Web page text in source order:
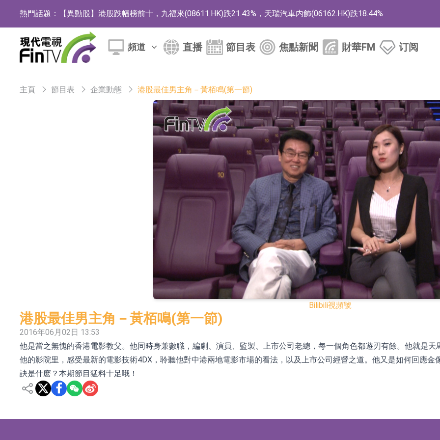
熱門話題： 【異動股】港股跌幅榜前十，九福來(08611.HK)跌21.43%，天瑞汽車内飾(06162.HK)跌18.44%
【異動股】港股漲幅榜前十，佳明集團控股(01271.HK)漲+78.22%，拿森科技(02261.HK)漲+64.11%
斯迪克：公司為國內摺疊屏核心功能材料供應商
聚辰股份：公司VPD芯片已順利通過目標客戶的測試認證
上期所：7月份對11個實際控制關系賬戶組採取限制開倉的監管措施
特發服務：成功中標嗶哩嗶哩上海濱江總部物業服務項目
亞太股份：公司是零跑汽車和Stellantis集團的供應商
理工雷科面向邊緣AI場景推出"山海"系列智算模組 系列產品基於國產CPU與GPU構建
【異動股】醫療研發外包板塊拉升，博騰股份(300363.CN)漲20.02%
依米康：海外交付以東南亞、中東市場為主 並已取得歐美相關認證
上交所：財通多策略福鑫定期開放靈活配置混合型發起式證券投資基金臨時停牌
上交所：景順長城全球半導體芯片產業股票型證券投資基金臨時停牌
【異動股】港股跌幅榜前十，卡森國際(00496.HK)跌22.40%，九福來(08611.HK)跌21.01%
【異動股】港股漲幅榜前十，拿森科技(02261.HK)漲+75.05%，辰興發展(02286.HK)漲+64.91%
神火股份：新疆神火鋁水轉化率已100%
【異動股】焦炭Ⅲ板塊下挫，陝西黑貓(601015.CN)跌8.38%
浙江證監局對財通證券股份有限公司採取出具警示函措施
山金國際：港股上市工作正常推進中
頻道 直播 節目表 焦點新聞 財華FM 订阅
主頁 節目表 企業動態 港股最佳男主角－黃栢鳴(第一節)
Bilibili視頻號
港股最佳男主角－黃栢鳴(第一節)
2016年06月02日 13:53
他是當之無愧的香港電影教父。他同時身兼數職，編劇、演員、監製、上市公司老總，每一個角色都遊刃有餘。他就是
他的影院里，感受最新的電影技術4DX，聆聽他對中港兩地電影市場的看法，以及上市公司經營之道。他又是如何回應
訣是什麽？本期節目猛料十足哦！